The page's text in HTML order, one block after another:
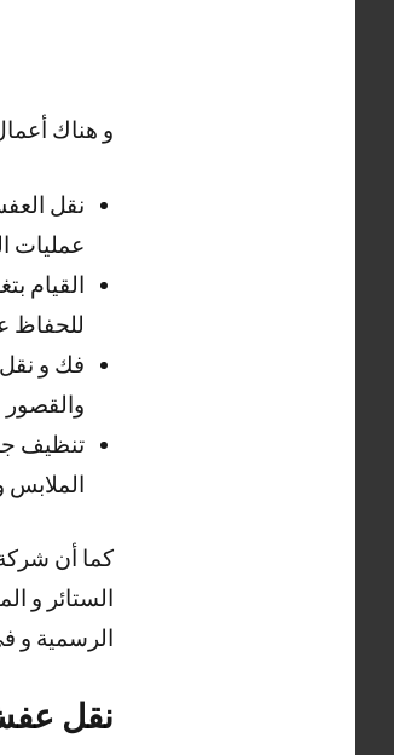
و هناك
نقل
عمليات
القيام
للحفاظ
فك و نقل
والقصور
تنظيف
الملابس
كما أن
الرسمية و
نقل